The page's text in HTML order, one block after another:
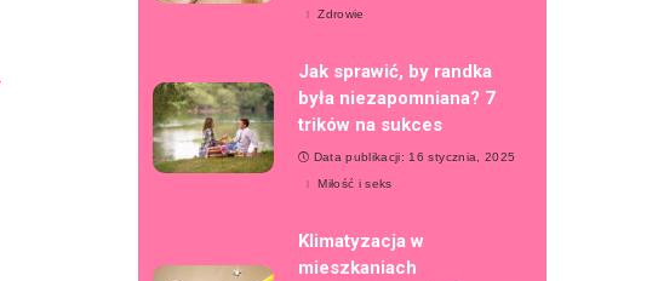
Zdrowie
Jak sprawić, by randka
była niezapomniana? 7
trików na sukces
Data publikacji: 16 stycznia, 2025
Miłość i seks
Klimatyzacja w
mieszkaniach